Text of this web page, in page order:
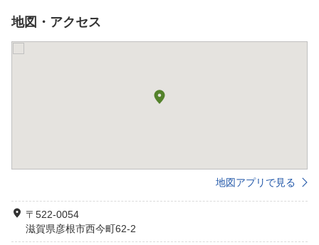
地図・アクセス
地図アプリで見る
〒522-0054
滋賀県彦根市西今町62-2